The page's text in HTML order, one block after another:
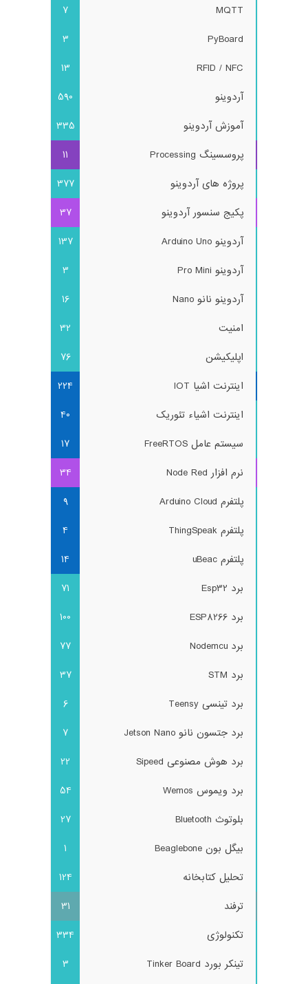
MQTT
7
PyBoard
3
RFID / NFC
13
آردوینو
590
آموزش آردوینو
335
پروسسینگ Processing
11
پروژه های آردوینو
377
پکیج سنسور آردوینو
37
آردوینو Arduino Uno
137
آردوینو Pro Mini
3
آردوینو نانو Nano
16
امنیت
32
اپلیکیشن
76
اینترنت اشیا IOT
224
اینترنت اشیاء تئوریک
40
سیستم عامل FreeRTOS
17
نرم افزار Node Red
34
پلتفرم Arduino Cloud
9
پلتفرم ThingSpeak
4
پلتفرم uBeac
14
برد Esp32
71
برد ESP8266
100
برد Nodemcu
77
برد STM
37
برد تینسی Teensy
6
برد جتسون نانو Jetson Nano
7
برد هوش مصنوعی Sipeed
22
برد ویموس Wemos
54
بلوتوث Bluetooth
27
بیگل بون Beaglebone
1
تحلیل کتابخانه
124
ترفند
31
تکنولوژی
334
تینکر بورد Tinker Board
3